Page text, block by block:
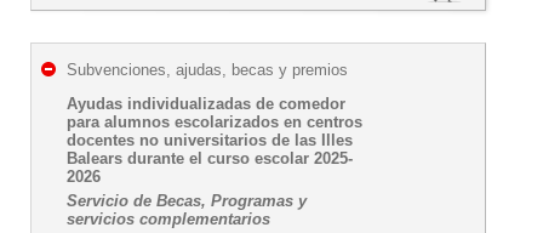
Subvenciones, ajudas, becas y premios
Ayudas individualizadas de comedor
para alumnos escolarizados en centros
docentes no universitarios de las Illes
Balears durante el curso escolar 2025-
2026
Servicio de Becas, Programas y
servicios complementarios